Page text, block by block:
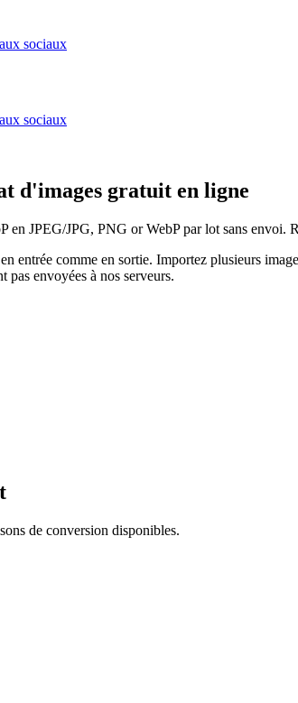
sociaux
sociaux
d'images gratuit en ligne
en JPEG/JPG, PNG or WebP par lot sans envoi.
entrée comme en sortie. Importez plusieurs
pas envoyées à nos serveurs.
de conversion disponibles.